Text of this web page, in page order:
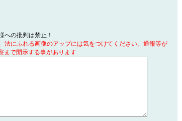
への批判は禁止！
法にふれる画像のアップには気をつけてください。通報等が
まで開示する事があります